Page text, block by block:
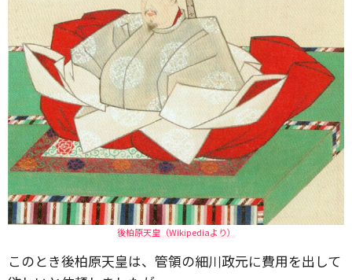
後柏原天皇（Wikipediaより）
このとき後柏原天皇は、管領の細川政元に費用を出して